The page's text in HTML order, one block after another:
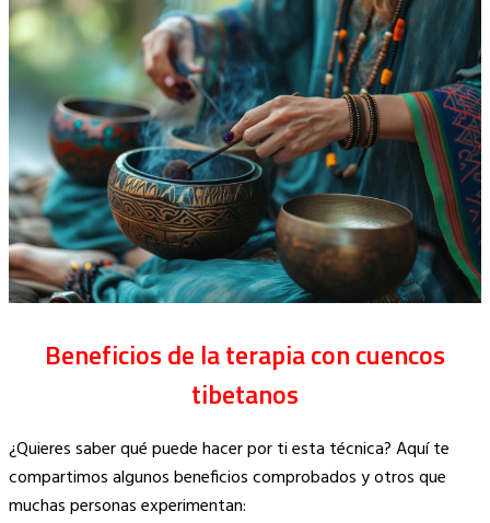
Beneficios de la terapia con cuencos
tibetanos
¿Quieres saber qué puede hacer por ti esta técnica? Aquí te
compartimos algunos beneficios comprobados y otros que
muchas personas experimentan: